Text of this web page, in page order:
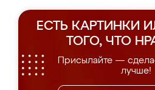
ЕСТЬ КАРТИНКИ
ТОГО, ЧТО
Присылайте —
лучше!